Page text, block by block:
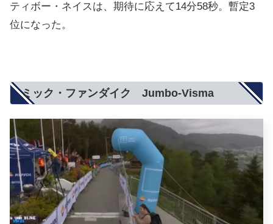
ティボー・ネイスは、期待に応えて14分58秒。暫定3
位になった。
ミック・ファンダイク Jumbo-Visma